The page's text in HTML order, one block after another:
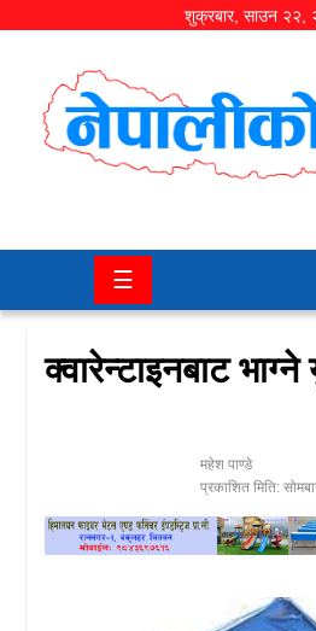
शुक्रबार, साउन २२,
समाज/
चितवन
मनोरञ्जन
शिक्षा/
☰
क्वारेन्टाइनबाट
महेश पाण्डे
प्रकाशित मिति: